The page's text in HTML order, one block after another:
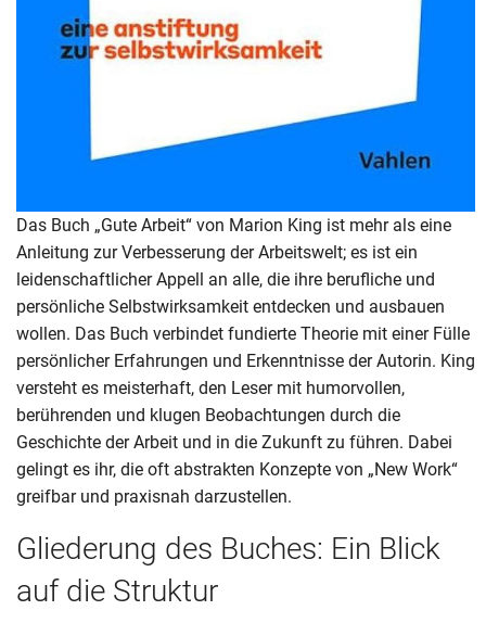
Das Buch „Gute Arbeit“ von Marion King ist mehr als eine
Anleitung zur Verbesserung der Arbeitswelt; es ist ein
leidenschaftlicher Appell an alle, die ihre berufliche und
persönliche Selbstwirksamkeit entdecken und ausbauen
wollen. Das Buch verbindet fundierte Theorie mit einer Fülle
persönlicher Erfahrungen und Erkenntnisse der Autorin. King
versteht es meisterhaft, den Leser mit humorvollen,
berührenden und klugen Beobachtungen durch die
Geschichte der Arbeit und in die Zukunft zu führen. Dabei
gelingt es ihr, die oft abstrakten Konzepte von „New Work“
greifbar und praxisnah darzustellen.
Gliederung des Buches: Ein Blick
auf die Struktur